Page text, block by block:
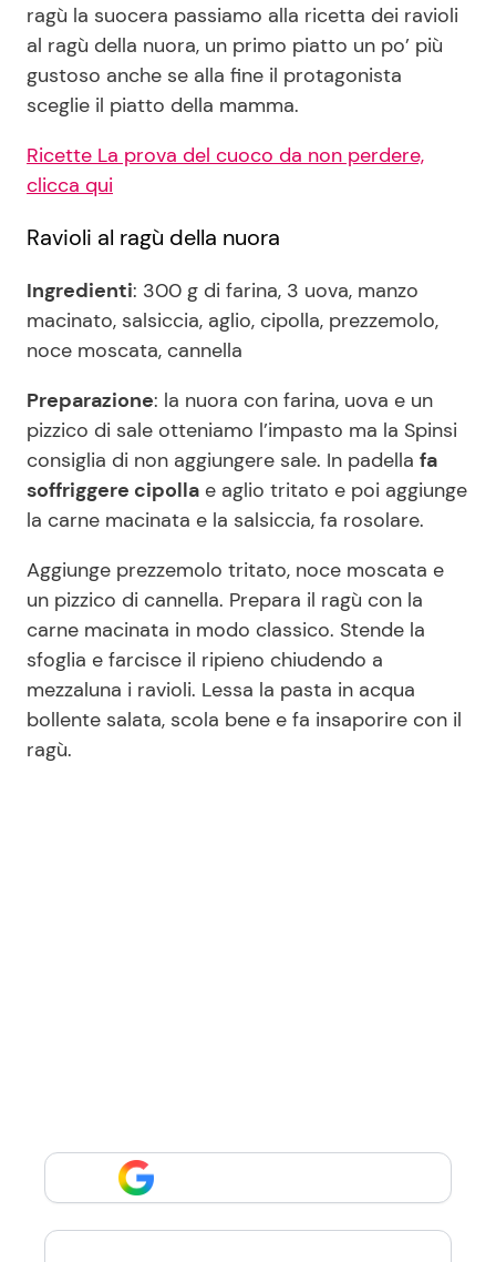
Seguici
Info
Chi siamo
Disclaimer e Privacy
Redazione
Pubblicità
Privacy Policy
ragù la suocera passiamo alla ricetta dei ravioli
al ragù della nuora, un primo piatto un po’ più
gustoso anche se alla fine il protagonista
sceglie il piatto della mamma.
Ricette La prova del cuoco da non perdere,
clicca qui
Ravioli al ragù della nuora
Ingredienti: 300 g di farina, 3 uova, manzo
macinato, salsiccia, aglio, cipolla, prezzemolo,
noce moscata, cannella
Preparazione: la nuora con farina, uova e un
pizzico di sale otteniamo l’impasto ma la Spinsi
consiglia di non aggiungere sale. In padella fa
soffriggere cipolla e aglio tritato e poi aggiunge
la carne macinata e la salsiccia, fa rosolare.
Aggiunge prezzemolo tritato, noce moscata e
un pizzico di cannella. Prepara il ragù con la
carne macinata in modo classico. Stende la
sfoglia e farcisce il ripieno chiudendo a
mezzaluna i ravioli. Lessa la pasta in acqua
bollente salata, scola bene e fa insaporire con il
ragù.